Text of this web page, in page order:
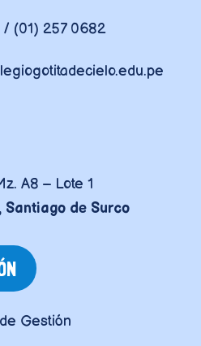
(01) 257 0682
A8 – Lote 1
Santiago de Surco
Gestión